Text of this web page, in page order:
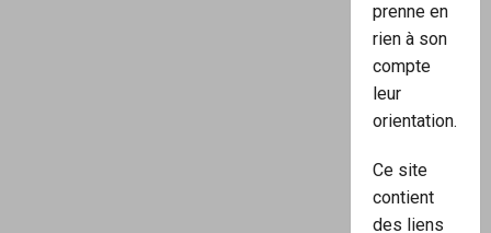
prenne en
rien à son
compte
leur
orientation.
Ce site
contient
des liens